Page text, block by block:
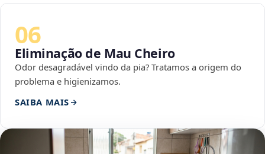
06
Eliminação de Mau Cheiro
Odor desagradável vindo da pia? Tratamos a origem do
problema e higienizamos.
SAIBA MAIS